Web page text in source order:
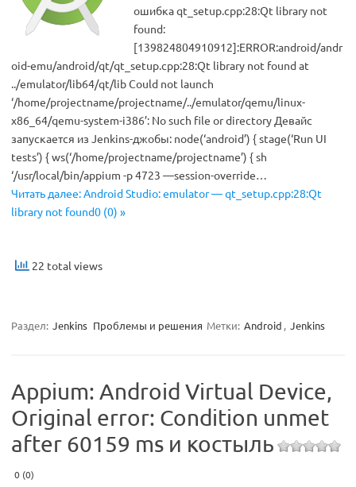
ошибка qt_setup.cpp:28:Qt library not
found:
[139824804910912]:ERROR:android/andr
oid-emu/android/qt/qt_setup.cpp:28:Qt library not found at
../emulator/lib64/qt/lib Could not launch
‘/home/projectname/projectname/../emulator/qemu/linux-
x86_64/qemu-system-i386’: No such file or directory Девайс
запускается из Jenkins-джобы: node(‘android’) { stage(‘Run UI
tests’) { ws(‘/home/projectname/projectname’) { sh
‘/usr/local/bin/appium -p 4723 —session-override…
Читать далее: Android Studio: emulator — qt_setup.cpp:28:Qt
library not found0 (0) »
22 total views
Раздел: Jenkins Проблемы и решения Метки: Android , Jenkins
Appium: Android Virtual Device,
Original error: Condition unmet
after 60159 ms и костыль
0 (0)